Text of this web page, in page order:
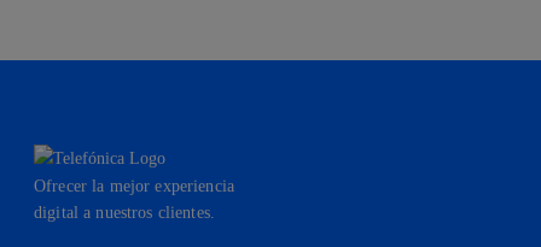
Ofrecer la mejor experiencia
digital a nuestros clientes.